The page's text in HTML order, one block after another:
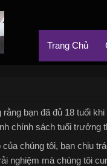
Trang Chủ
bạn đã đủ 18 tuổi
chính sách tuổi trưởng
chúng tôi, bạn chịu
nghiệm mà chúng tôi